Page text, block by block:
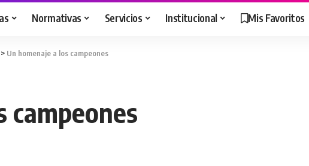
Normativas Servicios Institucional Mis Favoritos
> Un homenaje a los campeones
campeones